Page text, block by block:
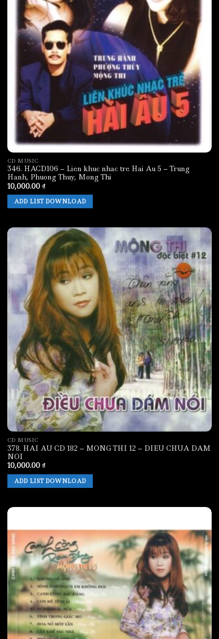
CD MUSIC
346. HACD106 – Lien khuc nhac tre Hai Au 5 – Trung
Hanh, Phuong Thuy, Mong Thi
10,000.00 ₫
ADD LIST DOWNLOAD
CD MUSIC
378. HAI AU CD 182 – MONG THI 12 – DIEU CHUA DAM
NOI
10,000.00 ₫
ADD LIST DOWNLOAD